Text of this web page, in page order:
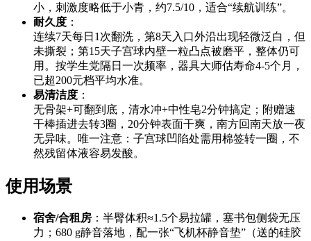
小，刺激度略低于小青，约7.5/10，适合“续航训练”。
耐久度 ：
连续7天每日1次翻洗，第8天入口外沿出现轻微泛白，但
未撕裂；第15天子宫球内壁一粒凸点被磨平，整体仍可
用。按学生党隔日一次频率，器具大师估寿命4-5个月，
已超200元档平均水准。
易清洁度 ：
无骨架+可翻到底，清水冲+中性皂2分钟搞定；附赠速
干棒插进去转3圈，20分钟表面干爽，南方回南天放一夜
无异味。唯一注意：子宫球凹陷处需用棉签转一圈，不
然残留体液容易发酸。
使用场景
宿舍/合租房 ：半臀体积≈1.5个易拉罐，塞书包侧袋无压
力；680 g静音落地，配一张“飞机杯静音垫”（送的硅胶